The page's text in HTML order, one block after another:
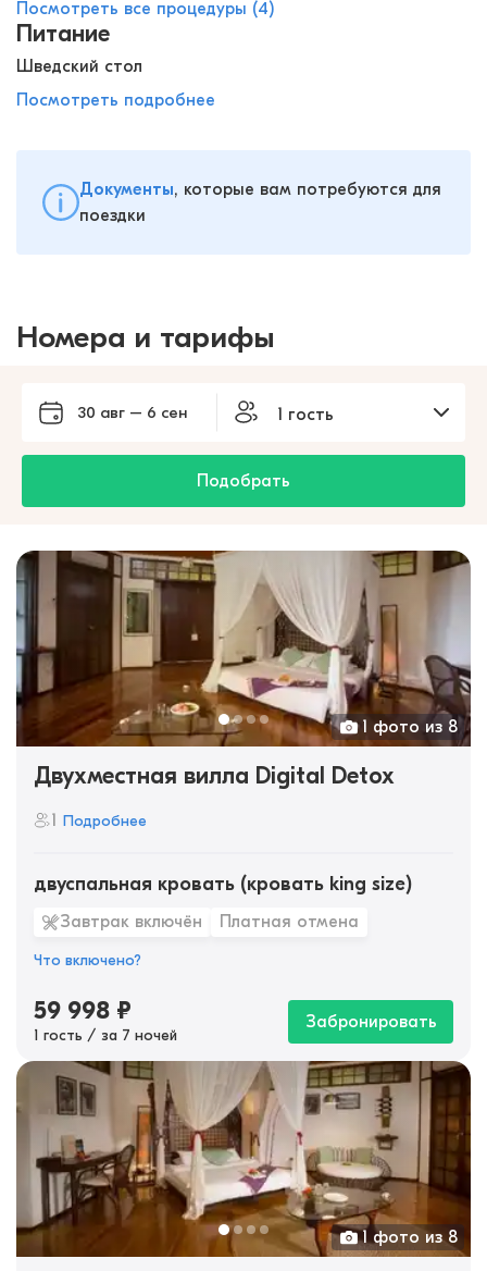
Посмотреть все процедуры (4)
Питание
Шведский стол
Посмотреть подробнее
Документы, которые вам потребуются для
поездки
Номера и тарифы
30 авг – 6 сен 1 гость
Подобрать
1 фото из 8
Двухместная вилла Digital Detox
1 Подробнее
двуспальная кровать (кровать king size)
Завтрак включён Платная отмена
Что включено?
59 998 ₽
1 гость / за 7 ночей
Забронировать
1 фото из 8